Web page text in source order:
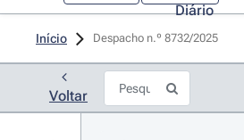
Diário
Início Despacho n.º 8732/2025
Voltar